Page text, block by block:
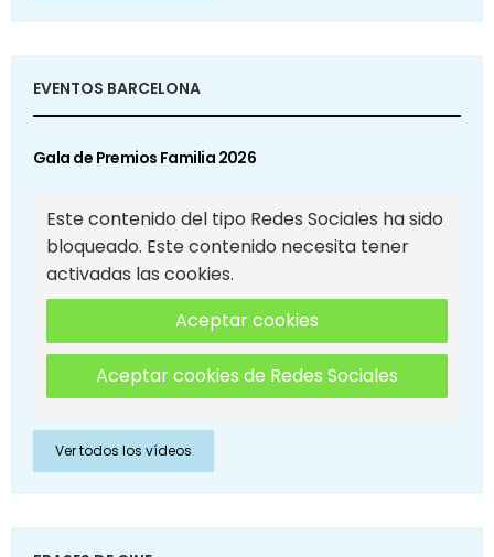
EVENTOS BARCELONA
Gala de Premios Familia 2026
Este contenido del tipo Redes Sociales ha sido
bloqueado. Este contenido necesita tener
activadas las cookies.
Aceptar cookies
Aceptar cookies de Redes Sociales
Ver todos los vídeos